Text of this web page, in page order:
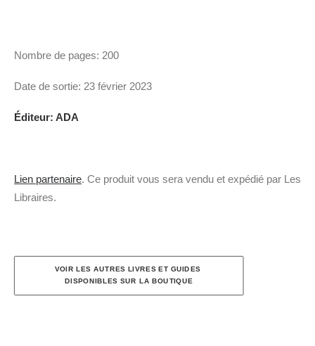
Nombre de pages: 200
Date de sortie: 23 février 2023
Éditeur: ADA
Lien partenaire. Ce produit vous sera vendu et expédié par Les
Libraires.
VOIR LES AUTRES LIVRES ET GUIDES
DISPONIBLES SUR LA BOUTIQUE